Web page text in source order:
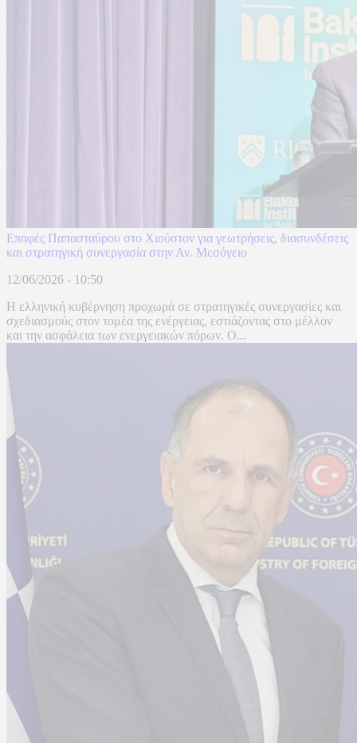
Επαφές Παπασταύρου στο Χιούστον για γεωτρήσεις, διασυνδέσεις
και στρατηγική συνεργασία στην Αν. Μεσόγειο
12/06/2026 - 10:50
Η ελληνική κυβέρνηση προχωρά σε στρατηγικές συνεργασίες και
σχεδιασμούς στον τομέα της ενέργειας, εστιάζοντας στο μέλλον
και την ασφάλεια των ενεργειακών πόρων. Ο...